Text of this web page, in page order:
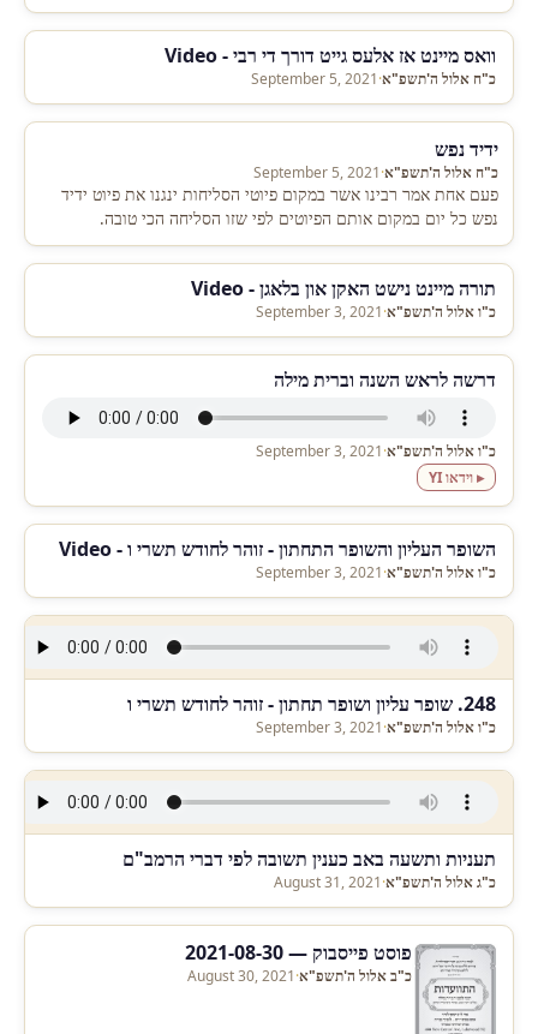
וואס מיינט אז אלעס גייט דורך די רבי - Video
כ"ח אלול ה'תשפ"א·
September 5, 2021
ידיד נפש
כ"ח אלול ה'תשפ"א·
September 5, 2021
פעם אחת אמר רבינו אשר במקום פיוטי הסליחות ינגנו את פיוט ידיד
נפש כל יום במקום אותם הפיוטים לפי שזו הסליחה הכי טובה.
תורה מיינט נישט האקן און בלאגן - Video
כ"ו אלול ה'תשפ"א·
September 3, 2021
דרשה לראש השנה וברית מילה
כ"ו אלול ה'תשפ"א·
September 3, 2021
▸ וידאו YI
השופר העליון והשופר התחתון - זוהר לחודש תשרי ו - Video
כ"ו אלול ה'תשפ"א·
September 3, 2021
248. שופר עליון ושופר תחתון - זוהר לחודש תשרי ו
כ"ו אלול ה'תשפ"א·
September 3, 2021
תעניות ותשעה באב כענין תשובה לפי דברי הרמב"ם
כ"ג אלול ה'תשפ"א·
August 31, 2021
פוסט פייסבוק — 2021-08-30
כ"ב אלול ה'תשפ"א·
August 30, 2021